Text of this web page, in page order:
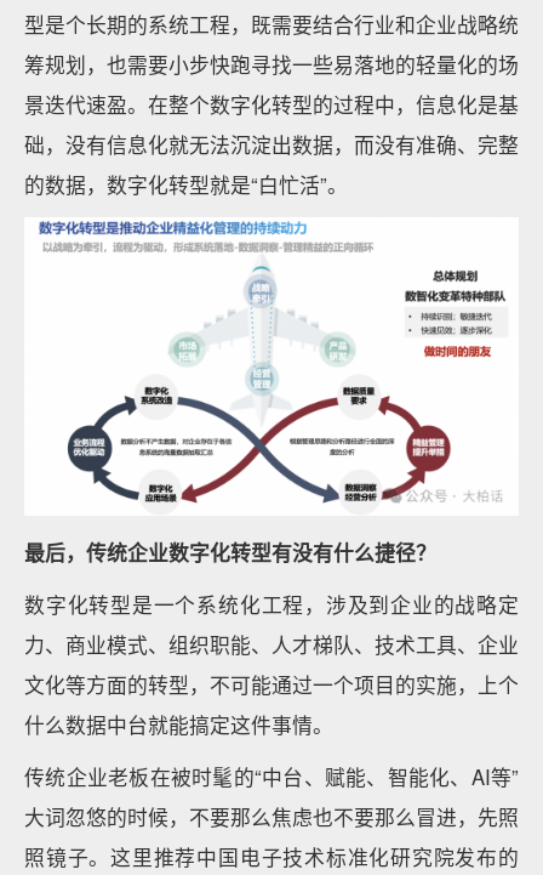
型是个长期的系统工程，既需要结合行业和企业战略统
筹规划，也需要小步快跑寻找一些易落地的轻量化的场
景迭代速盈。在整个数字化转型的过程中，信息化是基
础，没有信息化就无法沉淀出数据，而没有准确、完整
的数据，数字化转型就是“白忙活”。
最后，传统企业数字化转型有没有什么捷径？
数字化转型是一个系统化工程，涉及到企业的战略定
力、商业模式、组织职能、人才梯队、技术工具、企业
文化等方面的转型，不可能通过一个项目的实施，上个
什么数据中台就能搞定这件事情。
传统企业老板在被时髦的“中台、赋能、智能化、AI等”
大词忽悠的时候，不要那么焦虑也不要那么冒进，先照
照镜子。这里推荐中国电子技术标准化研究院发布的